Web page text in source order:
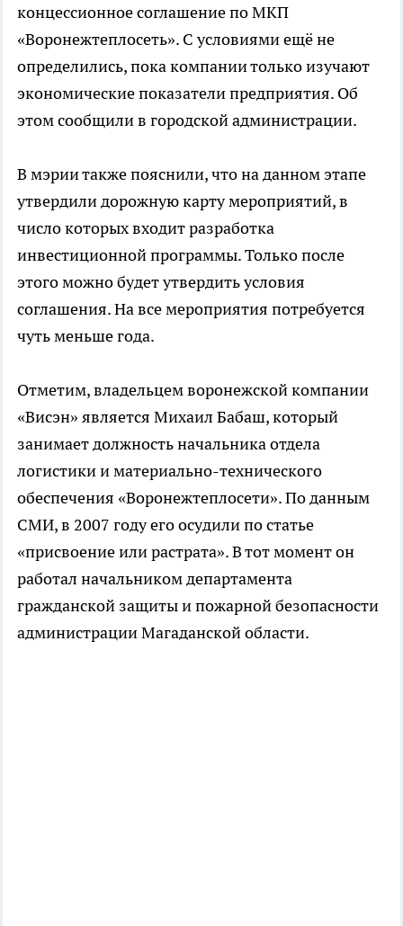
концессионное соглашение по МКП
«Воронежтеплосеть». С условиями ещё не
определились, пока компании только изучают
экономические показатели предприятия. Об
этом сообщили в городской администрации.
В мэрии также пояснили, что на данном этапе
утвердили дорожную карту мероприятий, в
число которых входит разработка
инвестиционной программы. Только после
этого можно будет утвердить условия
соглашения. На все мероприятия потребуется
чуть меньше года.
Отметим, владельцем воронежской компании
«Висэн» является Михаил Бабаш, который
занимает должность начальника отдела
логистики и материально-технического
обеспечения «Воронежтеплосети». По данным
СМИ, в 2007 году его осудили по статье
«присвоение или растрата». В тот момент он
работал начальником департамента
гражданской защиты и пожарной безопасности
администрации Магаданской области.